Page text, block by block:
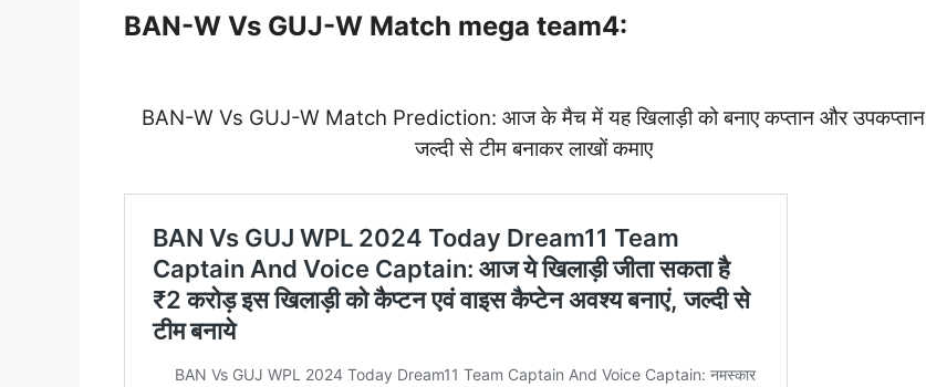
BAN-W Vs GUJ-W Match mega team4:
BAN-W Vs GUJ-W Match Prediction: आज के मैच में यह खिलाड़ी को बनाए कप्तान और उपकप्तान
जल्दी से टीम बनाकर लाखों कमाए